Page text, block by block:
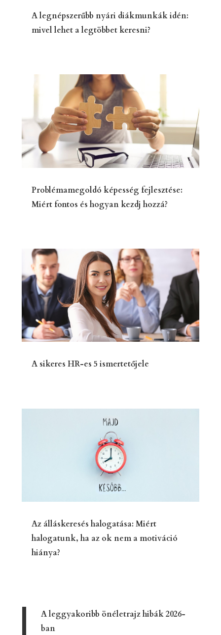
A legnépszerűbb nyári diákmunkák idén:
mivel lehet a legtöbbet keresni?
Problémamegoldó képesség fejlesztése:
Miért fontos és hogyan kezdj hozzá?
A sikeres HR-es 5 ismertetőjele
Az álláskeresés halogatása: Miért
halogatunk, ha az ok nem a motiváció
hiánya?
A leggyakoribb önéletrajz hibák 2026-
ban